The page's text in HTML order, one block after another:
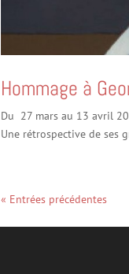
Hommage à
Du 27 mars au 13 avril
Une rétrospective de ses
« Entrées précédentes